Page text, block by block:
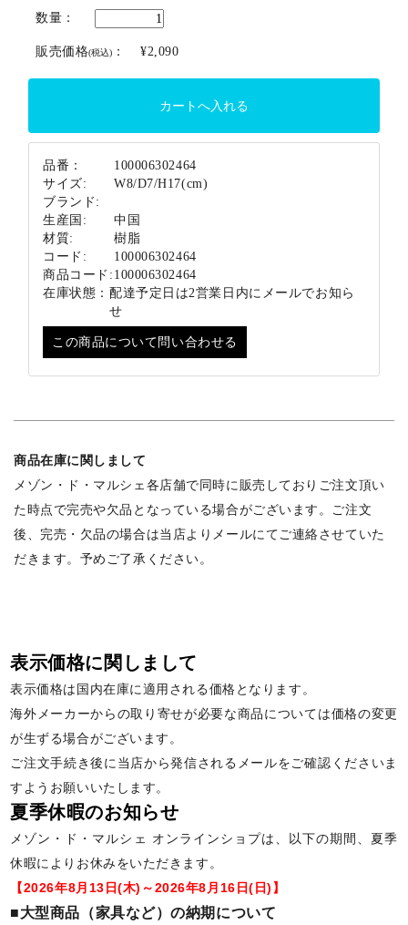
数量：
販売価格(税込) ： ¥2,090
品番：
100006302464
サイズ:
W8/D7/H17(cm)
ブランド:
生産国:
中国
材質:
樹脂
コード:
100006302464
商品コード: 100006302464
在庫状態： 配達予定日は2営業日内にメールでお知ら
せ
この商品について問い合わせる
商品在庫に関しまして
メゾン・ド・マルシェ各店舗で同時に販売しておりご注文頂い
た時点で完売や欠品となっている場合がございます。ご注文
後、完売・欠品の場合は当店よりメールにてご連絡させていた
だきます。予めご了承ください。
表示価格に関しまして
表示価格は国内在庫に適用される価格となります。
海外メーカーからの取り寄せが必要な商品については価格の変更
が生ずる場合がございます。
ご注文手続き後に当店から発信されるメールをご確認くださいま
すようお願いいたします。
夏季休暇のお知らせ
メゾン・ド・マルシェ オンラインショプは、以下の期間、夏季
休暇によりお休みをいただきます。
【2026年8月13日(木)～2026年8月16日(日)】
■大型商品（家具など）の納期について